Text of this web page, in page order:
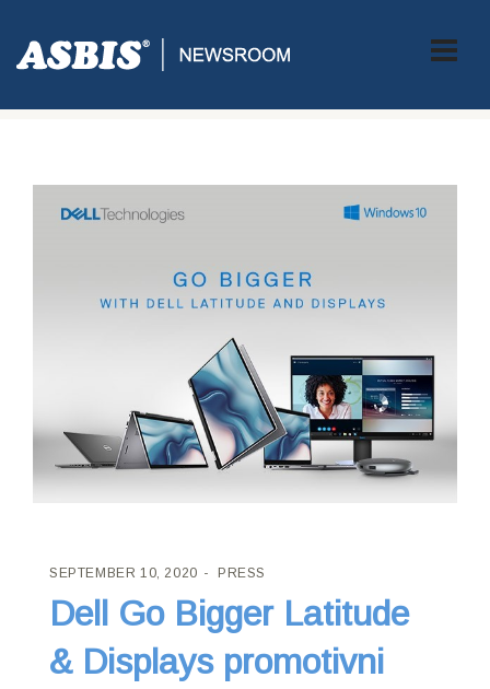
ASBIS CROATIA PRESS> DELL GO BIGGER LATITUDE &
DISPLAYS PROMOTIVNI PROGRAM
SEPTEMBER 10, 2020 PRESS
Dell Go Bigger Latitude
& Displays promotivni